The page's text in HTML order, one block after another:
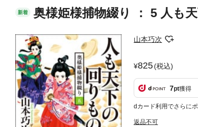
新着 奥様姫様捕物綴り ： 5 人も
山本巧次
825(税込)
7pt獲得
dカード利用でさらに
返品不可